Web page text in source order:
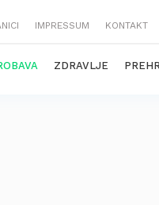
IMPRESSUM KONTAKT
ZDRAVLJE